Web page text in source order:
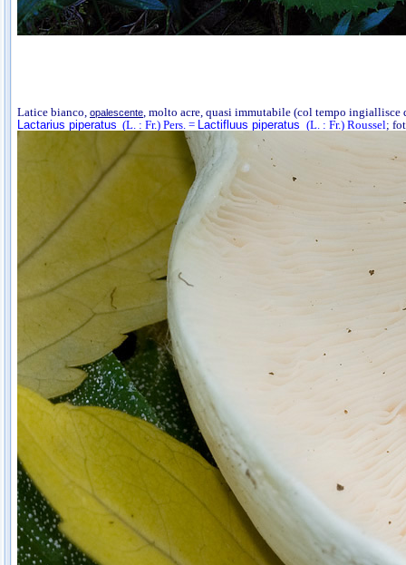
Latice bianco, opalescente, molto acre, quasi immutabile (col tempo ingiallisce
Lactarius piperatus (L. : Fr.) Pers. = Lactifluus piperatus (L. : Fr.) Roussel;